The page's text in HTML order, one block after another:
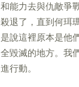
和能力去與仇敵爭
殺退了，直到何珥
是說這裡原本是他
全毀滅的地方。我
進行動。